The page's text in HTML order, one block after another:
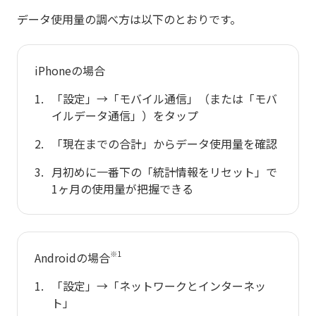
データ使用量の調べ方は以下のとおりです。
iPhoneの場合
「設定」→「モバイル通信」（または「モバ
イルデータ通信」）をタップ
「現在までの合計」からデータ使用量を確認
月初めに一番下の「統計情報をリセット」で
1ヶ月の使用量が把握できる
Androidの場合※1
「設定」→「ネットワークとインターネッ
ト」